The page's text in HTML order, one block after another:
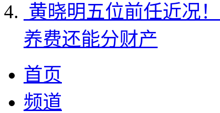
黄晓明五位前任近况
养费还能分财产
首页
频道